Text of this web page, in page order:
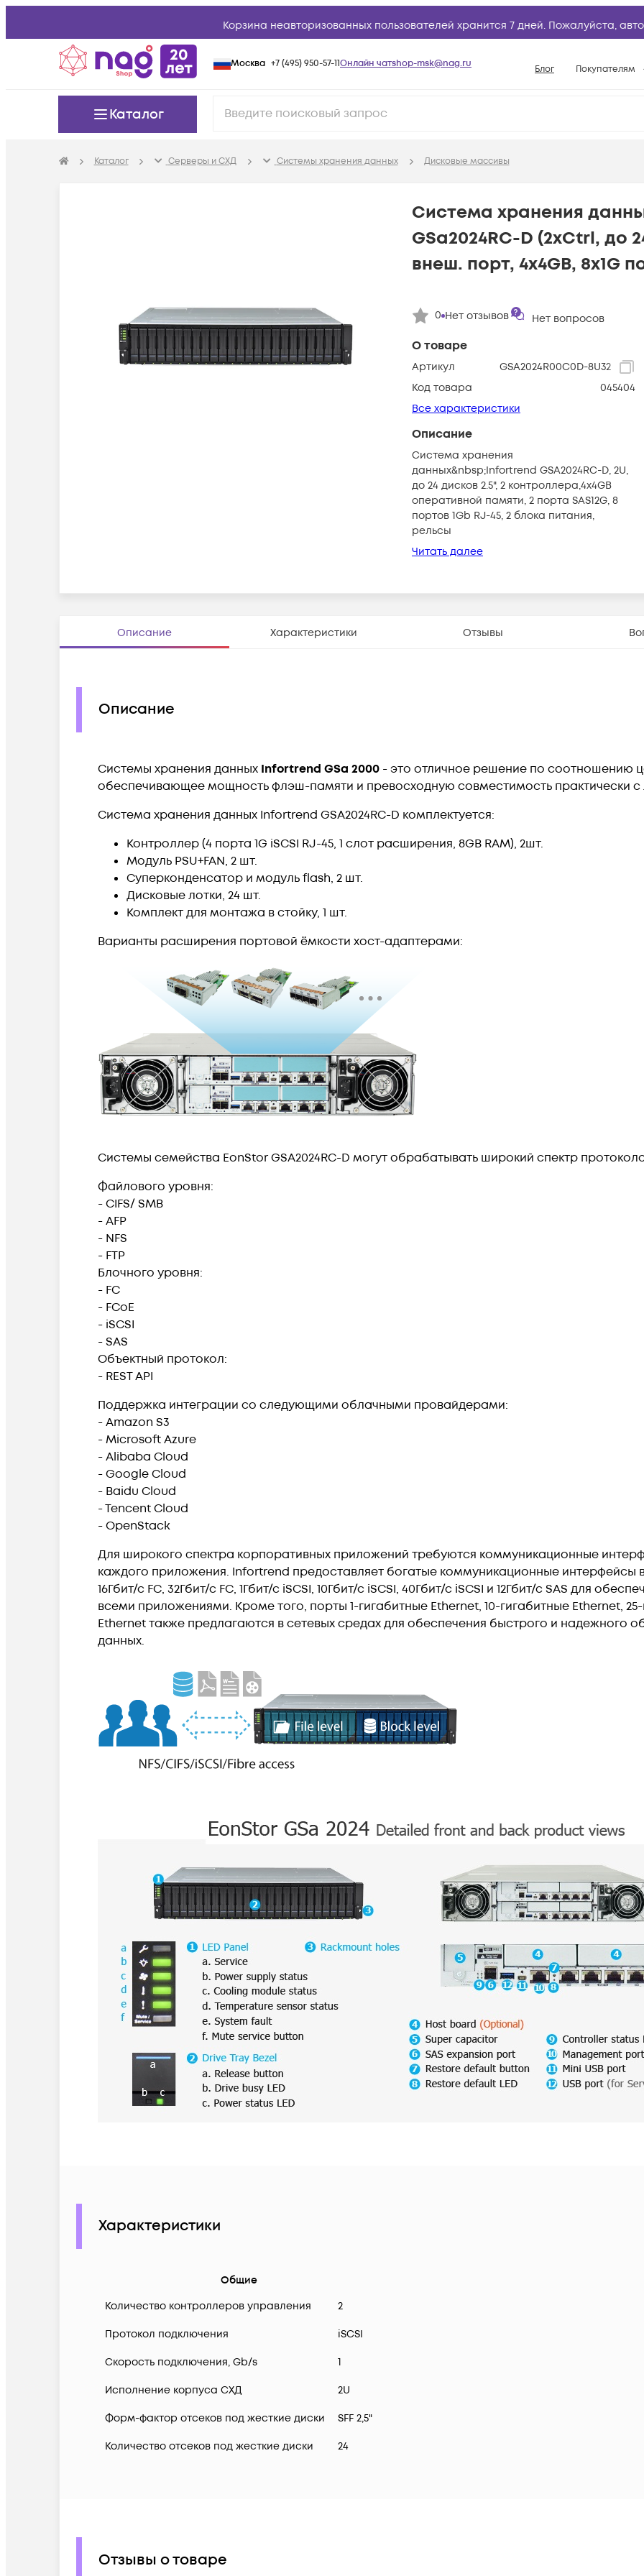
Корзина неавторизованных пользователей хранится 7 дней. Пожалуйста,
Москва +7 (495) 950-57-11Онлайн чатshop-msk@nag.ru Блог Покупателям
Возврат
Вопросы и
База знаний
Каталог
Каталог Серверы и СХД Системы хранения данных Дисковые массивы
О товаре
Артикул
GSA2024R00C0D-8U32
Код товара
045404
Все характеристики
Описание
Система хранения
данных&nbsp;Infortrend GSA2024RC-D, 2U,
до 24 дисков 2.5", 2 контроллера,4x4GB
оперативной памяти, 2 порта SAS12G, 8
портов 1Gb RJ-45, 2 блока питания,
рельсы
Читать далее
Система хранения
GSa2024RC-D (2xCtrl, до
внеш. порт, 4x4GB, 8x1G
0 Нет отзывов Нет вопросов
Описание Характеристики Отзывы
Описание
Системы хранения данных Infortrend GSa 2000 - это отличное решение по соотношению
обеспечивающее мощность флэш-памяти и превосходную совместимость практически
Система хранения данных Infortrend GSA2024RC-D комплектуется:
Контроллер (4 порта 1G iSCSI RJ-45, 1 слот расширения, 8GB RAM), 2шт.
Модуль PSU+FAN, 2 шт.
Суперконденсатор и модуль flash, 2 шт.
Дисковые лотки, 24 шт.
Комплект для монтажа в стойку, 1 шт.
Варианты расширения портовой ёмкости хост-адаптерами:
Cистемы семейства EonStor GSA2024RC-D могут обрабатывать широкий спектр
Файлового уровня:
- CIFS/ SMB
- AFP
- NFS
- FTP
Блочного уровня:
- FC
- FCoE
- iSCSI
- SAS
Объектный протокол:
- REST API
Поддержка интеграции со следующими облачными провайдерами:
- Amazon S3
- Microsoft Azure
- Alibaba Cloud
- Google Cloud
- Baidu Cloud
- Tencent Cloud
- OpenStack
Для широкого спектра корпоративных приложений требуются коммуникационные
каждого приложения. Infortrend предоставляет богатые коммуникационные интерфейсы в
16Гбит/с FC, 32Гбит/с FC, 1Гбит/с iSCSI, 10Гбит/с iSCSI, 40Гбит/с iSCSI и 12Гбит/с SAS для
всеми приложениями. Кроме того, порты 1-гигабитные Ethernet, 10-гигабитные Ethernet,
Ethernet также предлагаются в сетевых средах для обеспечения быстрого и надежного
данных.
Характеристики
Общие
Количество контроллеров управления
2
Протокол подключения iSCSI
Скорость подключения, Gb/s 1
Исполнение корпуса СХД 2U
Форм-фактор отсеков под жесткие диски SFF 2,5"
Количество отсеков под жесткие диски 24
Отзывы о товаре